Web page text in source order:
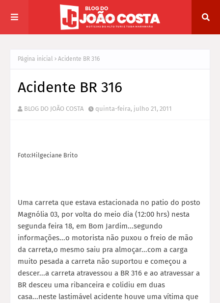
Página inicial Acidente BR 316
Acidente BR 316
BLOG DO JOÃO COSTA quinta-feira, julho 21, 2011
Foto:Hilgeciane Brito
Uma carreta que estava estacionada no patio do posto
Magnólia 03, por volta do meio dia (12:00 hrs) nesta
segunda feira 18, em Bom Jardim...segundo
informações...o motorista não puxou o freio de mão
da carreta,o mesmo saiu pra almoçar...com a carga
muito pesada a carreta não suportou e começou a
descer...a carreta atravessou a BR 316 e ao atravessar a
BR desceu uma ribanceira e colidiu em duas
casa...neste lastimável acidente houve uma vítima que